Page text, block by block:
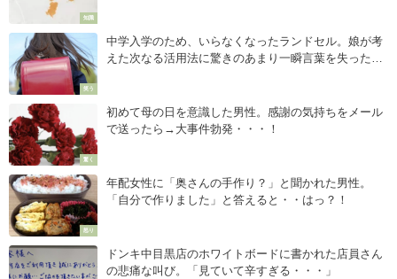
知識
笑う
中学入学のため、いらなくなったランドセル。娘が考
えた次なる活用法に驚きのあまり一瞬言葉を失った！
驚く
初めて母の日を意識した男性。感謝の気持ちをメール
で送ったら→大事件勃発・・・！
怒り
年配女性に「奥さんの手作り？」と聞かれた男性。
「自分で作りました」と答えると・・はっ？！
ドンキ中目黒店のホワイトボードに書かれた店員さん
の悲痛な叫び。「見ていて辛すぎる・・・」